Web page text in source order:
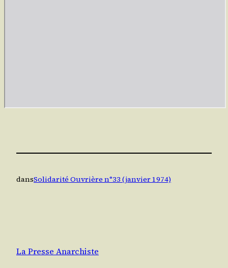
dansSolidarité Ouvrière n°33 (janvier 1974)
La Presse Anarchiste